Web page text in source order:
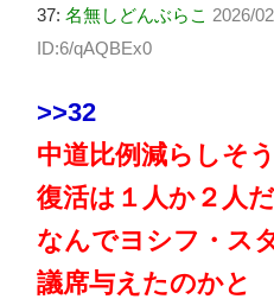
37: 名無しどんぶらこ 2026/
ID:6/qAQBEx0
>>32
中道比例減らしそ
復活は１人か２人
なんでヨシフ・ス
議席与えたのかと